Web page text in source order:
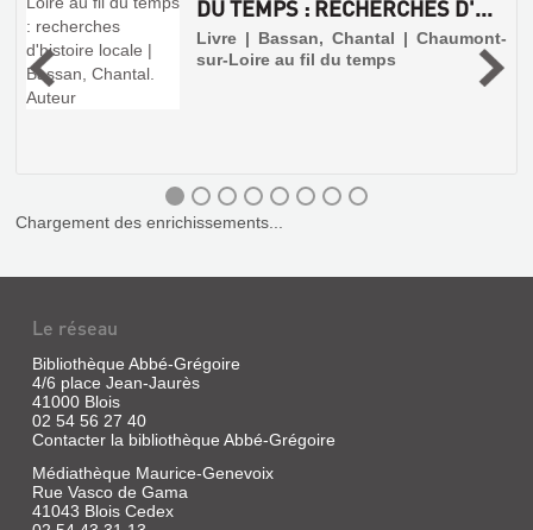
1902-
LES
CHEMINS
Livre
DU TEMPS : RECHERCHES D'...
Livre | Bassan, Chantal | Chaumont-
sur-Loire au fil du temps
Chargement des enrichissements...
Le réseau
Bibliothèque Abbé-Grégoire
4/6 place Jean-Jaurès
41000 Blois
02 54 56 27 40
Contacter la bibliothèque Abbé-Grégoire
Médiathèque Maurice-Genevoix
Rue Vasco de Gama
41043 Blois Cedex